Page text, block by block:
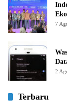
7
2
Terbaru